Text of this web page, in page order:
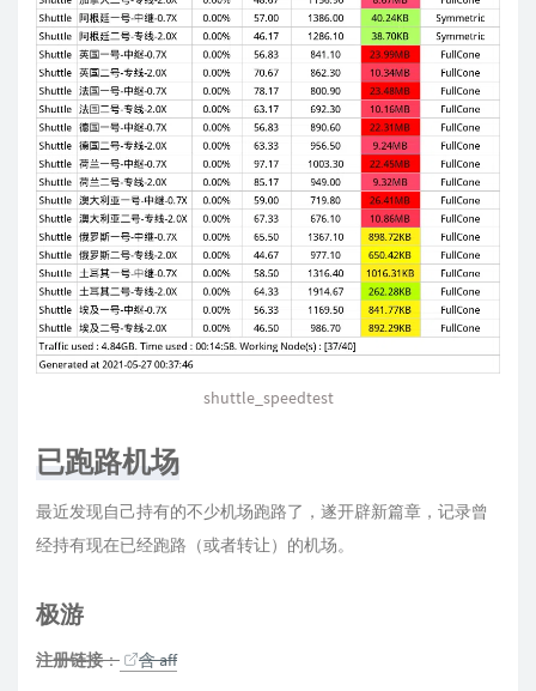
shuttle_speedtest
已跑路机场
最近发现自己持有的不少机场跑路了，遂开辟新篇章，记录曾
经持有现在已经跑路（或者转让）的机场。
极游
注册链接： 含 aff